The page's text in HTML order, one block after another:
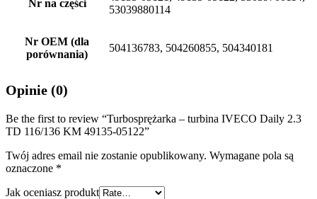
Nr na części
53039880114
Nr OEM (dla
porównania)
504136783, 504260855, 504340181
Opinie (0)
Be the first to review “Turbosprężarka – turbina IVECO Daily 2.3
TD 116/136 KM 49135-05122”
Twój adres email nie zostanie opublikowany. Wymagane pola są
oznaczone *
Jak oceniasz produkt